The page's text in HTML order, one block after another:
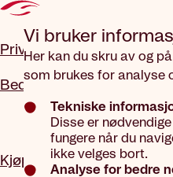
Vi bruker
Her kan du skru av og
som brukes for analyse
Tekniske
Disse er
fungere når du
ikke velges bort.
Analyse for bedre
Privat
Bedrift
Kjøp forsikring